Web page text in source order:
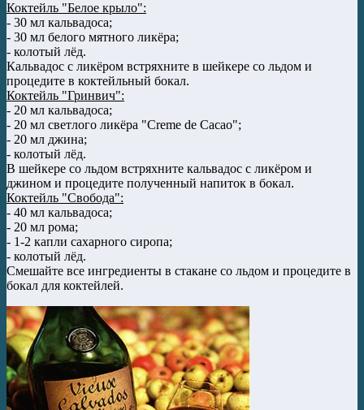
Коктейль "Белое крыло":
- 30 мл кальвадоса;
- 30 мл белого мятного ликёра;
- колотый лёд.
Кальвадос с ликёром встряхните в шейкере со льдом и
процедите в коктейльный бокал.
Коктейль "Гринвич":
- 20 мл кальвадоса;
- 20 мл светлого ликёра "Creme de Cacao";
- 20 мл джина;
- колотый лёд.
В шейкере со льдом встряхните кальвадос с ликёром и
джином и процедите полученный напиток в бокал.
Коктейль "Свобода":
- 40 мл кальвадоса;
- 20 мл рома;
- 1-2 капли сахарного сиропа;
- колотый лёд.
Смешайте все ингредиенты в стакане со льдом и процедите в
бокал для коктейлей.